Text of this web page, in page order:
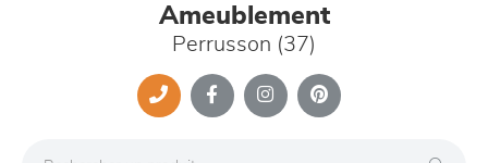
Ameublement
Perrusson (37)